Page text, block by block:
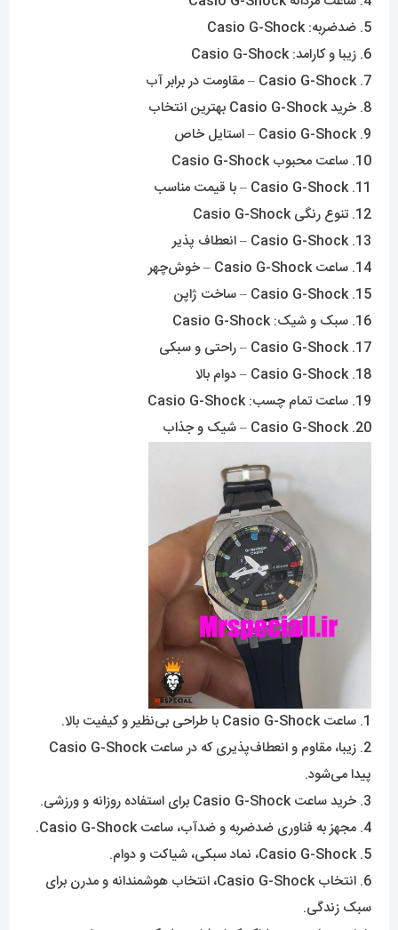
5. ضدضربه: Casio G-Shock
6. زیبا و کارامد: Casio G-Shock
7. Casio G-Shock – مقاومت در برابر آب
8. خرید Casio G-Shock بهترین انتخاب
9. Casio G-Shock – استایل خاص
10. ساعت محبوب Casio G-Shock
11. Casio G-Shock – با قیمت مناسب
12. تنوع رنگی Casio G-Shock
13. Casio G-Shock – انعطاف پذیر
14. ساعت Casio G-Shock – خوش‌چهر
15. Casio G-Shock – ساخت ژاپن
16. سبک و شیک: Casio G-Shock
17. Casio G-Shock – راحتی و سبکی
18. Casio G-Shock – دوام بالا
19. ساعت تمام چسب: Casio G-Shock
20. Casio G-Shock – شیک و جذاب
1. ساعت Casio G-Shock با طراحی بی‌نظیر و کیفیت بالا.
2. زیبا، مقاوم و انعطاف‌پذیری که در ساعت Casio G-Shock
پیدا می‌شود.
3. خرید ساعت Casio G-Shock برای استفاده روزانه و ورزشی.
4. مجهز به فناوری ضدضربه و ضدآب، ساعت Casio G-Shock.
5. Casio G-Shock، نماد سبکی، شیاکت و دوام.
6. انتخاب Casio G-Shock، انتخاب هوشمندانه و مدرن برای
سبک زندگی.